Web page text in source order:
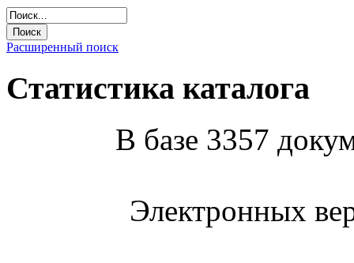
Расширенный поиск
Статистика каталога
В базе 3357
Электронных